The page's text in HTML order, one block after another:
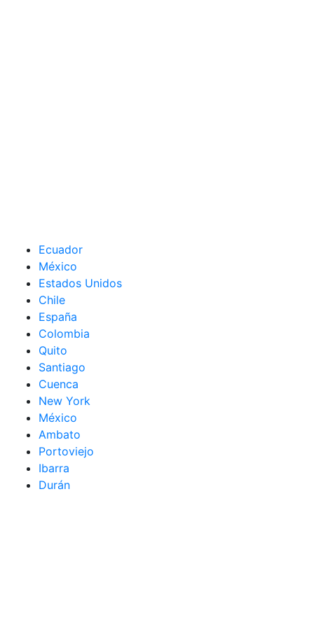
Ecuador
México
Estados Unidos
Chile
España
Colombia
Quito
Santiago
Cuenca
New York
México
Ambato
Portoviejo
Ibarra
Durán